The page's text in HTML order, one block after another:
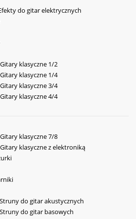
do gitar elektrycznych
klasyczne 1/2
klasyczne 1/4
klasyczne 3/4
klasyczne 4/4
klasyczne 7/8
klasyczne z elektroniką
do gitar akustycznych
do gitar basowych